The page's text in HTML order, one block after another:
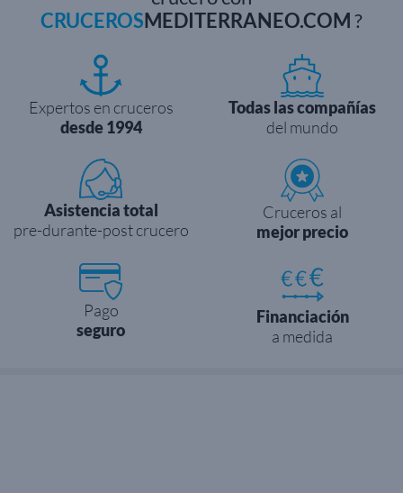
CRUCEROSMEDITERRANEO.COM?
Expertos en cruceros
desde 1994
Todas las compañías
del mundo
Asistencia total
pre-durante-post crucero
Cruceros al
mejor precio
Pago
seguro
Financiación
a medida